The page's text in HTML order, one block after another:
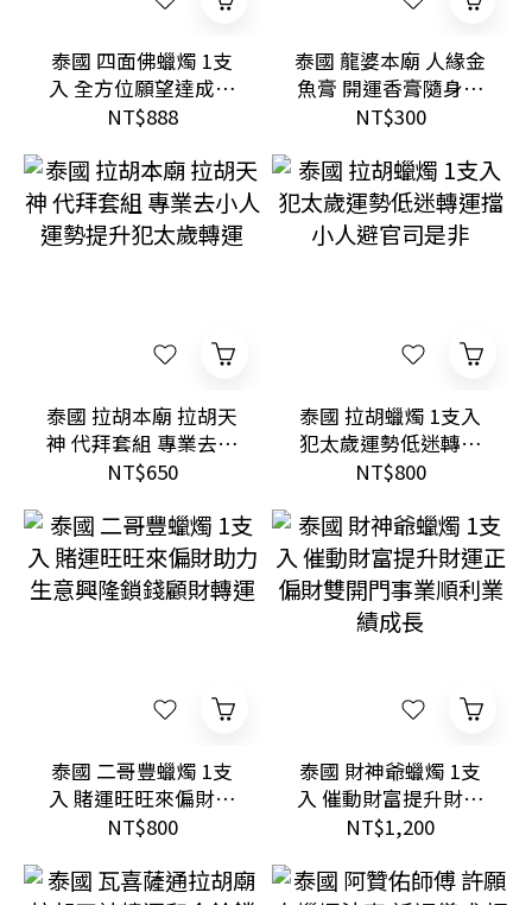
泰國 四面佛蠟燭 1支
入 全方位願望達成招
財事業姻緣健康轉運
NT$888
泰國 龍婆本廟 人緣金
魚膏 開運香膏隨身擺
設文化收藏
NT$300
泰國 拉胡本廟 拉胡天
神 代拜套組 專業去小
人運勢提升犯太歲轉
NT$650
泰國 拉胡蠟燭 1支入
犯太歲運勢低迷轉運
擋小人避官司是非
NT$800
泰國 二哥豐蠟燭 1支
入 賭運旺旺來偏財助
力生意興隆鎖錢顧財
NT$800
泰國 財神爺蠟燭 1支
入 催動財富提升財運
正偏財雙開門事業順
NT$1,200